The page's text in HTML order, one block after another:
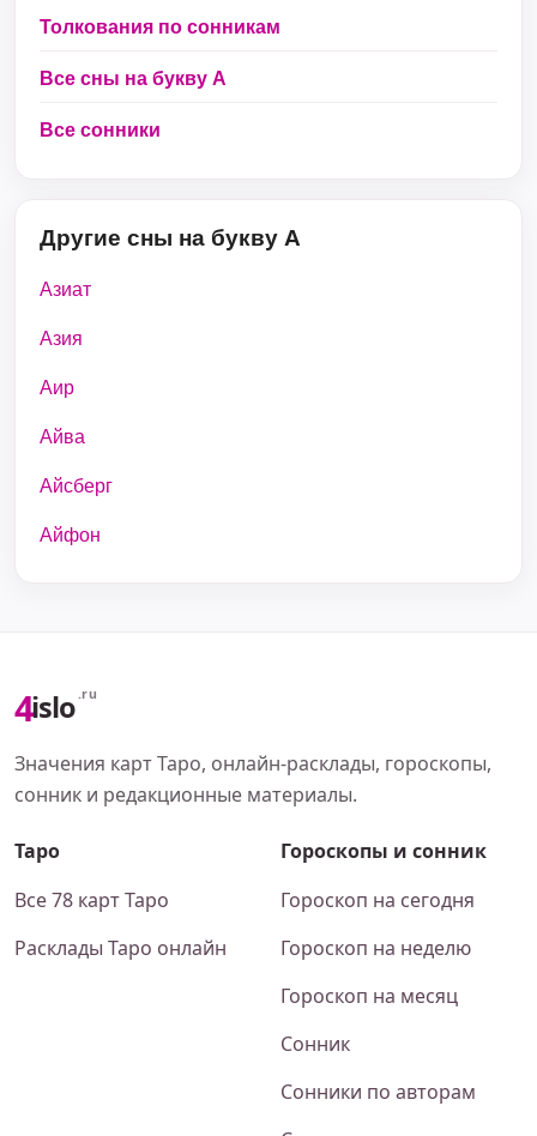
Толкования по сонникам
Все сны на букву А
Все сонники
Другие сны на букву А
Азиат
Азия
Аир
Айва
Айсберг
Айфон
4islo .ru
Значения карт Таро, онлайн-расклады, гороскопы,
сонник и редакционные материалы.
Таро
Все 78 карт Таро
Расклады Таро онлайн
Гороскопы и сонник
Гороскоп на сегодня
Гороскоп на неделю
Гороскоп на месяц
Сонник
Сонники по авторам